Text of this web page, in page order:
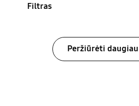
Filtras
Peržiūrėti daugiau